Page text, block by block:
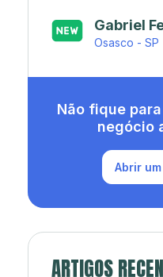
Japa’s
Rio de
Não fique
negócio
Abrir um
ARTIGOS